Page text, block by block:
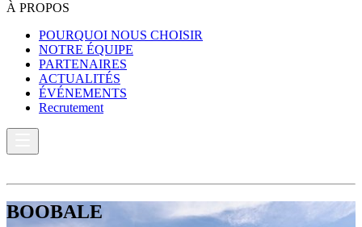
À PROPOS
POURQUOI NOUS CHOISIR
NOTRE ÉQUIPE
PARTENAIRES
ACTUALITÉS
ÉVÉNEMENTS
Recrutement
BOOBALE